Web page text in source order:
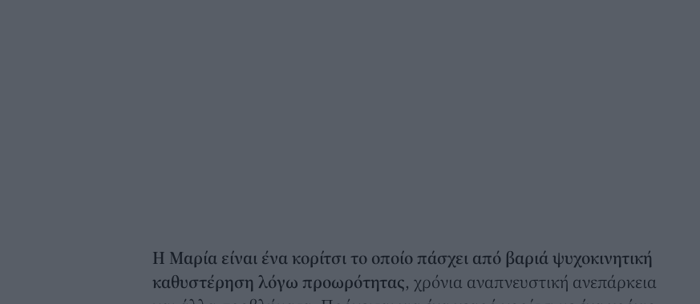
Η Μαρία είναι ένα κορίτσι το οποίο πάσχει από βαριά ψυχοκινητική
καθυστέρηση λόγω προωρότητας, χρόνια αναπνευστική ανεπάρκεια